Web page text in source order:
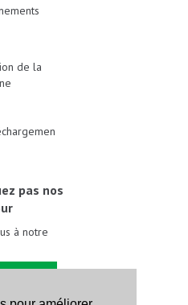
de la
pas nos
à notre